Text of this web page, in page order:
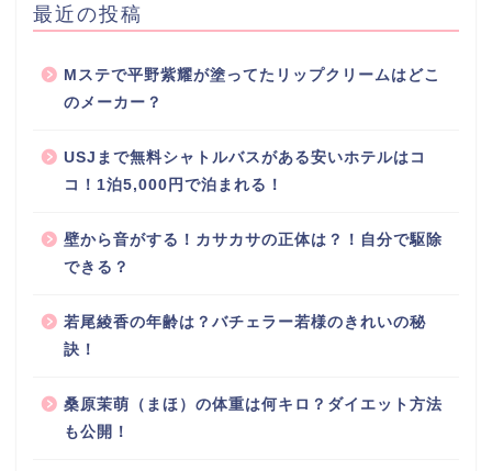
最近の投稿
Mステで平野紫耀が塗ってたリップクリームはどこ
のメーカー？
USJまで無料シャトルバスがある安いホテルはコ
コ！1泊5,000円で泊まれる！
壁から音がする！カサカサの正体は？！自分で駆除
できる？
若尾綾香の年齢は？バチェラー若様のきれいの秘
訣！
桑原茉萌（まほ）の体重は何キロ？ダイエット方法
も公開！